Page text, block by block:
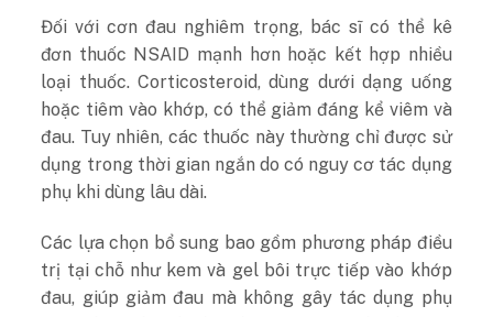
Đối với cơn đau nghiêm trọng, bác sĩ có thể kê
đơn thuốc NSAID mạnh hơn hoặc kết hợp nhiều
loại thuốc. Corticosteroid, dùng dưới dạng uống
hoặc tiêm vào khớp, có thể giảm đáng kể viêm và
đau. Tuy nhiên, các thuốc này thường chỉ được sử
dụng trong thời gian ngắn do có nguy cơ tác dụng
phụ khi dùng lâu dài.
Các lựa chọn bổ sung bao gồm phương pháp điều
trị tại chỗ như kem và gel bôi trực tiếp vào khớp
đau, giúp giảm đau mà không gây tác dụng phụ